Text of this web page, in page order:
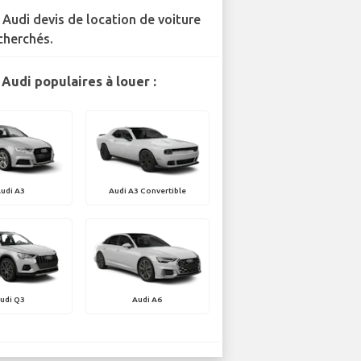
Audi devis de location de voiture
populaires à louer :
A3 Audi A3 Convertible
Q3 Audi A6